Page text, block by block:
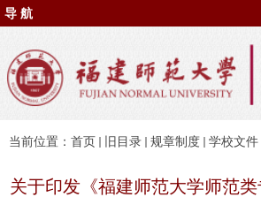
导 航
当前位置： 首页 旧目录 规章制度 学校文件
关于印发《福建师范大学师范